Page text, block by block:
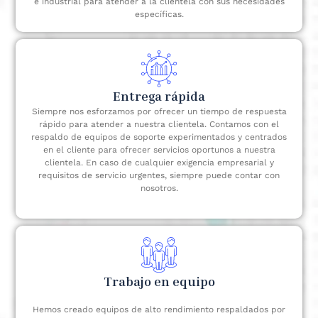
específicas.
Entrega rápida
Siempre nos esforzamos por ofrecer un tiempo de respuesta
rápido para atender a nuestra clientela. Contamos con el
respaldo de equipos de soporte experimentados y centrados
en el cliente para ofrecer servicios oportunos a nuestra
clientela. En caso de cualquier exigencia empresarial y
requisitos de servicio urgentes, siempre puede contar con
nosotros.
Trabajo en equipo
Hemos creado equipos de alto rendimiento respaldados por